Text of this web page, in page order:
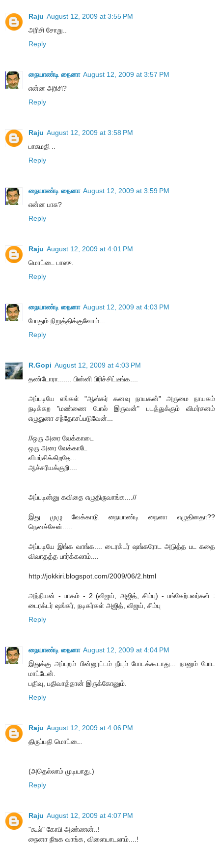
Raju August 12, 2009 at 3:55 PM
அரிசி சோறு..
Reply
நையாண்டி நைனா August 12, 2009 at 3:57 PM
என்ன அரிசி?
Reply
Raju August 12, 2009 at 3:58 PM
பாசுமதி ..
Reply
நையாண்டி நைனா August 12, 2009 at 3:59 PM
என்ன பாசு?
Reply
Raju August 12, 2009 at 4:01 PM
மொட்டை பாஸு.
Reply
நையாண்டி நைனா August 12, 2009 at 4:03 PM
போதும் நிறுத்திக்குவோம்...
Reply
R.Gopi August 12, 2009 at 4:03 PM
தண்டோரா....... பின்னி பிரிச்சிட்டீங்க....
அப்படியே எங்கள் "ஆஸ்கர் கனவு நாயகன்" அருமை நாயகம்
நடிக்கற "மண்ணை போல் இருவன்" படத்துக்கும் விமர்சனம்
எழுதுனா சந்தோசப்படுவேன்...
//ஒரு அரை வேக்காடை
ஒரு அரை வேக்காடே
விமர்சிக்கிறதே...
ஆச்சரியக்குறி....
அப்படின்னு கவிதை எழுதிருவாங்க....//
இது முழு வேக்காடு நையாண்டி நைனா எழுதின‌தா??
நென‌ச்சேன்.....
அப்படியே இங்க வாங்க.... டைரக்டர் ஷங்கரோட அடுத்த பட கதை
விவாதத்த பார்க்கலாம்....
http://jokkiri.blogspot.com/2009/06/2.html
அந்நியன் - பாகம் - 2 (விஜய், அஜித், சிம்பு) - பங்கேற்பவர்கள் :
டைரக்டர் ஷங்கர், நடிகர்கள் அஜித், விஜய், சிம்பு
Reply
நையாண்டி நைனா August 12, 2009 at 4:04 PM
இதுக்கு அப்புறம் பின்னூட்டம் நீயும் போடக்கூடாது... நானும் போட
மாட்டேன்.
பதிவு, பதிவாத்தான் இருக்கோனும்.
Reply
Raju August 12, 2009 at 4:06 PM
திருப்பதி மொட்டை.
(அதெல்லாம் முடியாது.)
Reply
Raju August 12, 2009 at 4:07 PM
"கூல்" கோபி அண்ணன்..!
நைனா நீஙக வாங்க, விளையாடலாம்....!